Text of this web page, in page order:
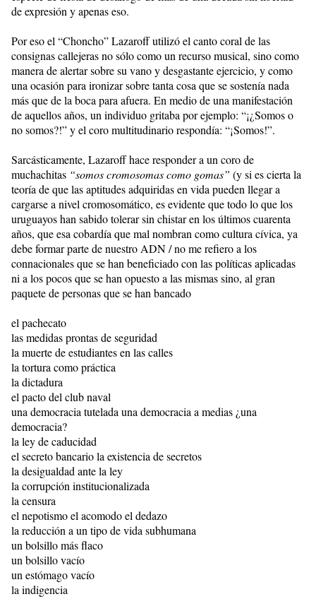
de expresión y apenas eso.
Por eso el “Choncho” Lazaroff utilizó el canto coral de las
consignas callejeras no sólo como un recurso musical, sino como
manera de alertar sobre su vano y desgastante ejercicio, y como
una ocasión para ironizar sobre tanta cosa que se sostenía nada
más que de la boca para afuera. En medio de una manifestación
de aquellos años, un individuo gritaba por ejemplo: “¡¿Somos o
no somos?!” y el coro multitudinario respondía: “¡Somos!”.
Sarcásticamente, Lazaroff hace responder a un coro de
muchachitas “somos cromosomas como gomas” (y si es cierta la
teoría de que las aptitudes adquiridas en vida pueden llegar a
cargarse a nivel cromosomático, es evidente que todo lo que los
uruguayos han sabido tolerar sin chistar en los últimos cuarenta
años, que esa cobardía que mal nombran como cultura cívica, ya
debe formar parte de nuestro ADN / no me refiero a los
connacionales que se han beneficiado con las políticas aplicadas
ni a los pocos que se han opuesto a las mismas sino, al gran
paquete de personas que se han bancado
el pachecato
las medidas prontas de seguridad
la muerte de estudiantes en las calles
la tortura como práctica
la dictadura
el pacto del club naval
una democracia tutelada una democracia a medias ¿una
democracia?
la ley de caducidad
el secreto bancario la existencia de secretos
la desigualdad ante la ley
la corrupción institucionalizada
la censura
el nepotismo el acomodo el dedazo
la reducción a un tipo de vida subhumana
un bolsillo más flaco
un bolsillo vacío
un estómago vacío
la indigencia